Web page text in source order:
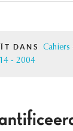
DANS
Cahiers
- 2004